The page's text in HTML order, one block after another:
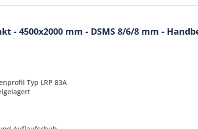
- 4500x2000 mm - DSMS 8/6/8 mm -
Typ LRP 83A